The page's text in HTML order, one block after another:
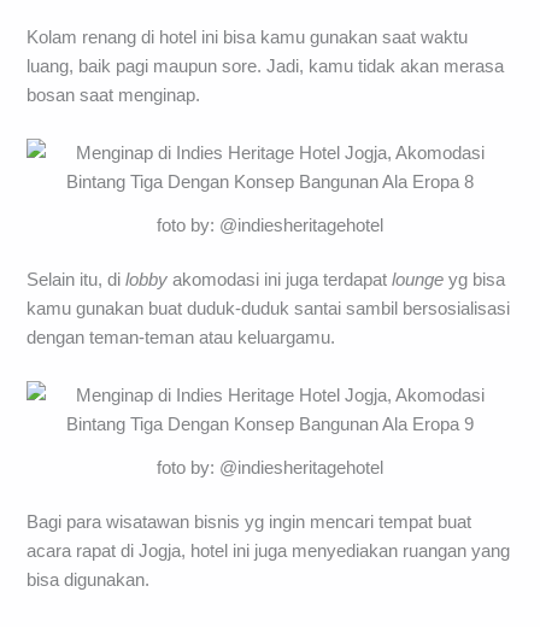
Kolam renang di hotel ini bisa kamu gunakan saat waktu
luang, baik pagi maupun sore. Jadi, kamu tidak akan merasa
bosan saat menginap.
foto by: @indiesheritagehotel
Selain itu, dilobby akomodasi ini juga terdapatlounge yg bisa
kamu gunakan buat duduk-duduk santai sambil bersosialisasi
dengan teman-teman atau keluargamu.
foto by: @indiesheritagehotel
Bagi para wisatawan bisnis yg ingin mencari tempat buat
acara rapat di Jogja, hotel ini juga menyediakan ruangan yang
bisa digunakan.